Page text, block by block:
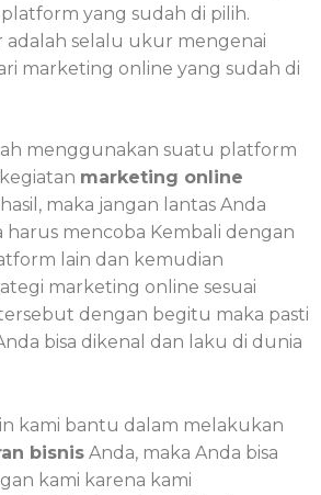
yang sudah di pilih.
adalah selalu ukur mengenai
marketing online yang sudah di
menggunakan suatu platform
marketing online
maka jangan lantas Anda
harus mencoba Kembali dengan
lain dan kemudian
marketing online sesuai
dengan begitu maka pasti
bisa dikenal dan laku di dunia
kami bantu dalam melakukan
bisnis Anda, maka Anda bisa
kami karena kami